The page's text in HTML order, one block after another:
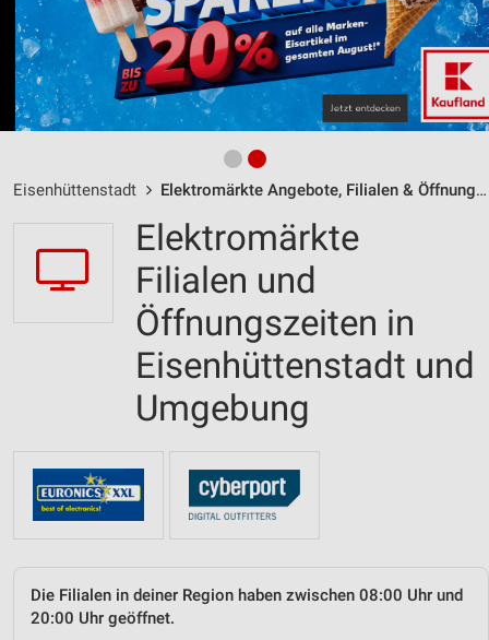
Eisenhüttenstadt Elektromärkte Angebote, Filialen & Öffnungszeiten
Elektromärkte
Filialen und
Öffnungszeiten in
Eisenhüttenstadt und
Umgebung
Die Filialen in deiner Region haben zwischen 08:00 Uhr und
20:00 Uhr geöffnet.